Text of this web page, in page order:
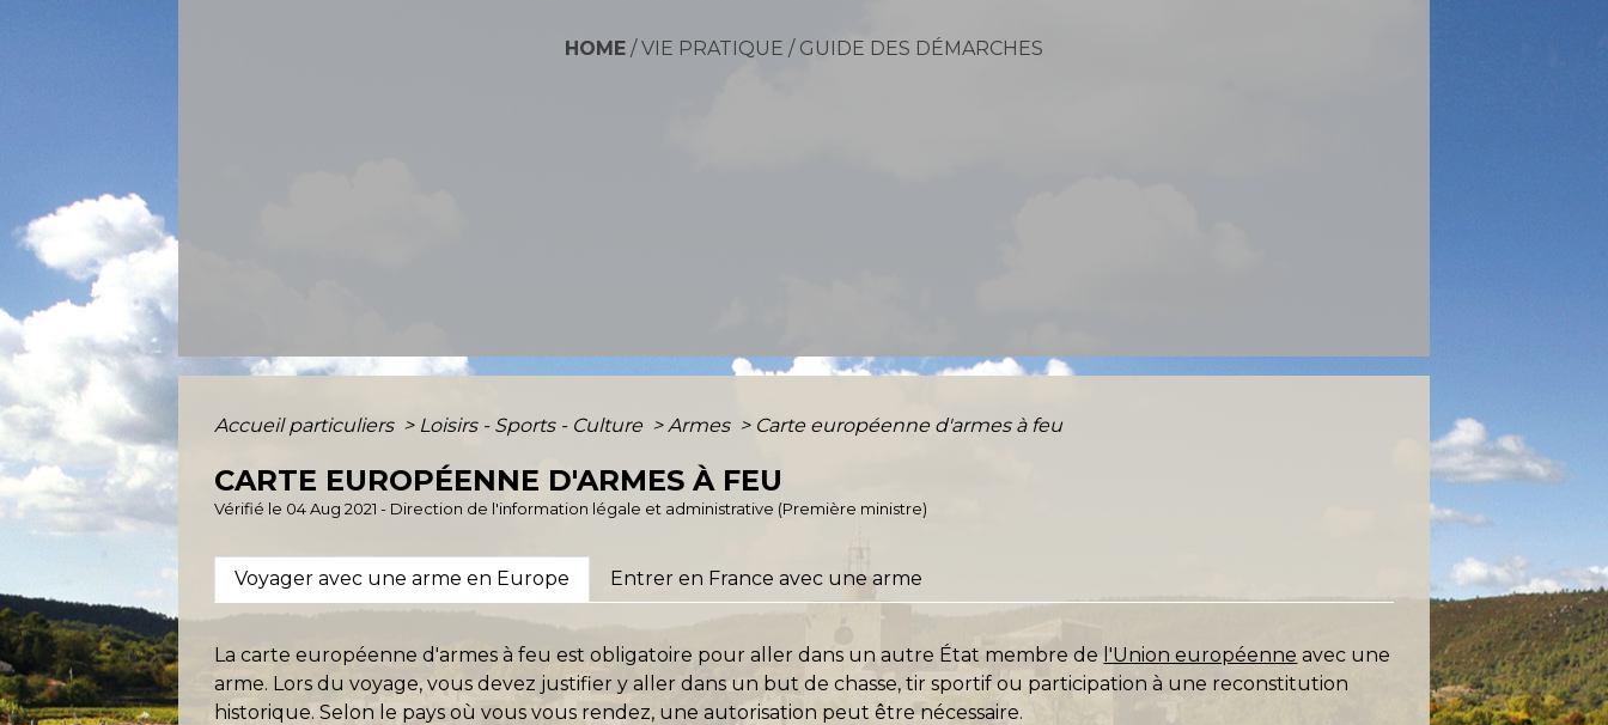
HOME / VIE PRATIQUE / GUIDE DES DÉMARCHES
Accueil particuliers > Loisirs - Sports - Culture > Armes > Carte européenne d'armes à feu
CARTE EUROPÉENNE D'ARMES À FEU
Vérifié le 04 Aug 2021 - Direction de l'information légale et administrative (Première ministre)
Voyager avec une arme en Europe Entrer en France avec une arme
La carte européenne d'armes à feu est obligatoire pour aller dans un autre État membre de l'Union européenne avec une
arme. Lors du voyage, vous devez justifier y aller dans un but de chasse, tir sportif ou participation à une reconstitution
historique. Selon le pays où vous vous rendez, une autorisation peut être nécessaire.